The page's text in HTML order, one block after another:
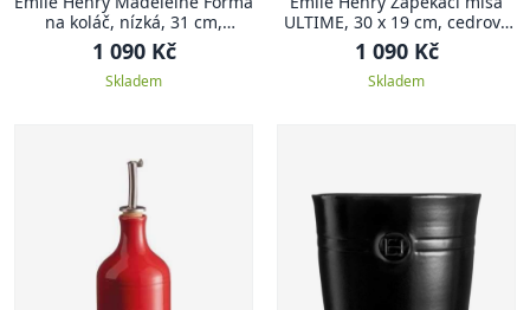
na koláč, nízká, 31 cm,
slonová kost
1 090 Kč
Skladem
ULTIME, 30 x 19 cm, cedrově
zelená
1 090 Kč
Skladem